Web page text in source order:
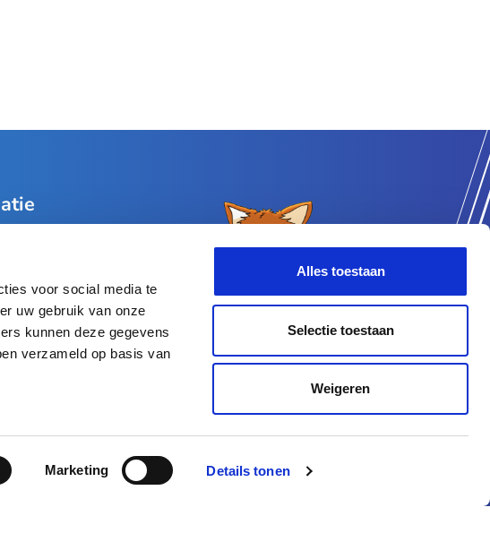
voor social media te
uw gebruik van onze
kunnen deze gegevens
verzameld op basis van
Marketing Details tonen
Alles toestaan
Selectie toestaan
Weigeren